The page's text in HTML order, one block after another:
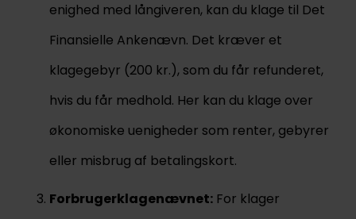
enighed med långiveren, kan du klage til Det
Finansielle Ankenævn. Det kræver et
klagegebyr (200 kr.), som du får refunderet,
hvis du får medhold. Her kan du klage over
økonomiske uenigheder som renter, gebyrer
eller misbrug af betalingskort​.
Forbrugerklagenævnet: For klager